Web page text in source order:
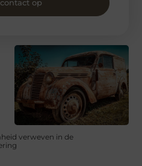
verweven in de
op